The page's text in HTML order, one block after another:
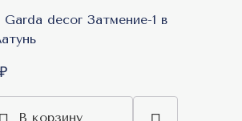
Garda decor Затмение-1 в
В корзину